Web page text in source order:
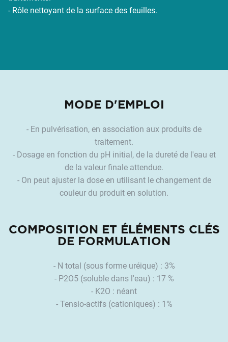
- Rôle nettoyant de la surface des feuilles.
MODE D'EMPLOI
- En pulvérisation, en association aux produits de
traitement.
- Dosage en fonction du pH initial, de la dureté de l'eau et
de la valeur finale attendue.
- On peut ajuster la dose en utilisant le changement de
couleur du produit en solution.
COMPOSITION ET ÉLÉMENTS CLÉS
DE FORMULATION
- N total (sous forme uréique) : 3%
- P2O5 (soluble dans l'eau) : 17 %
- K2O : néant
- Tensio-actifs (cationiques) : 1%